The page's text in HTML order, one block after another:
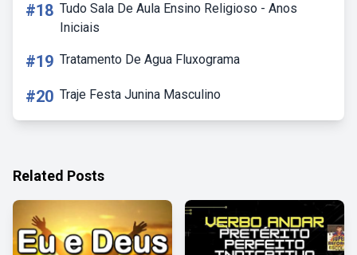
#18 Tudo Sala De Aula Ensino Religioso - Anos
Iniciais
#19 Tratamento De Agua Fluxograma
#20 Traje Festa Junina Masculino
Related Posts